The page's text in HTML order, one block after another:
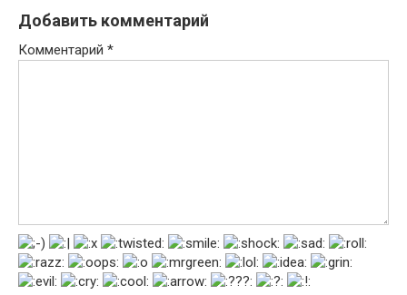
Добавить комментарий
Комментарий *